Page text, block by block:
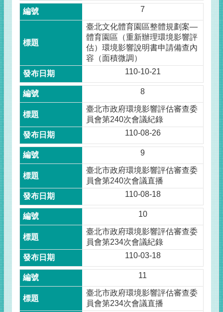
7
臺北文化體育園區整體規劃案—
體育園區（重新辦理環境影響評
估）環境影響說明書申請備查內
容（面積微調）
110-10-21
8
臺北市政府環境影響評估審查委
員會第240次會議紀錄
110-08-26
9
臺北市政府環境影響評估審查委
員會第240次會議直播
110-08-18
10
臺北市政府環境影響評估審查委
員會第234次會議紀錄
110-03-18
11
臺北市政府環境影響評估審查委
員會第234次會議直播